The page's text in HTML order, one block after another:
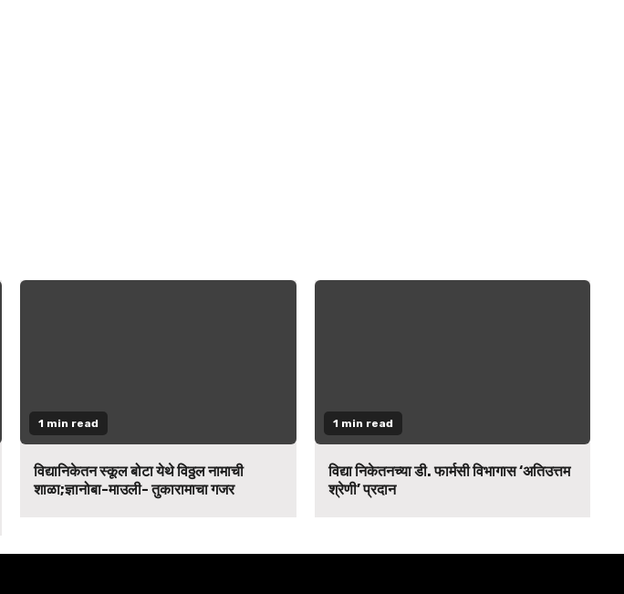
1 min read
विद्यानिकेतन स्कूल बोटा येथे विठ्ठल नामाची
शाळा;ज्ञानोबा-माउली- तुकारामाचा गजर
1 min read
विद्या निकेतनच्या डी. फार्मसी विभागास ‘अतिउत्तम
श्रेणी’ प्रदान